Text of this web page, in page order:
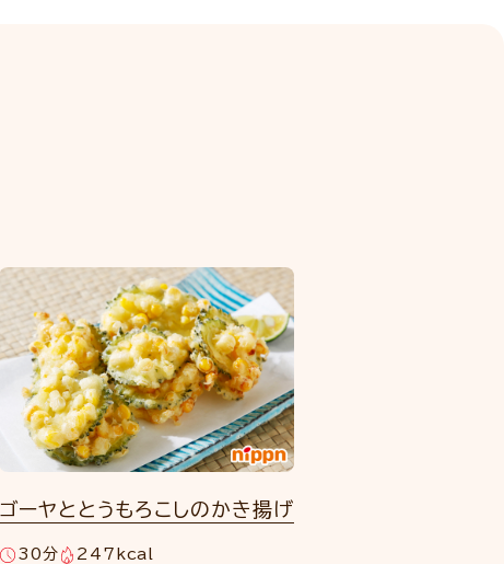
ゴーヤととうもろこしのかき揚げ
30分 247kcal